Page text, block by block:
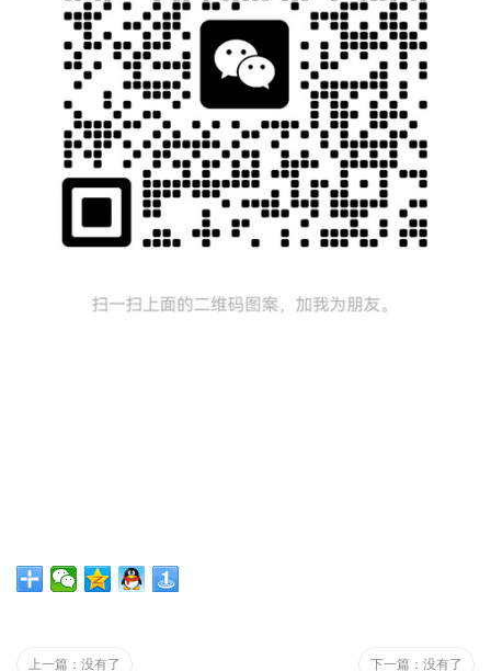
上一篇：没有了 下一篇：没有了